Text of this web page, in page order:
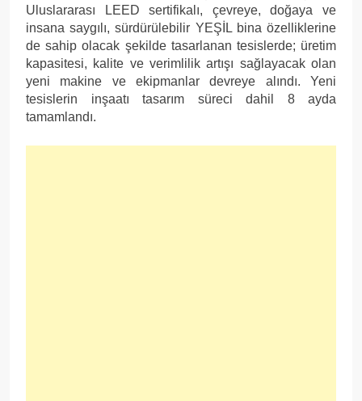
Uluslararası LEED sertifikalı, çevreye, doğaya ve
insana saygılı, sürdürülebilir YEŞİL bina özelliklerine
de sahip olacak şekilde tasarlanan tesislerde; üretim
kapasitesi, kalite ve verimlilik artışı sağlayacak olan
yeni makine ve ekipmanlar devreye alındı. Yeni
tesislerin inşaatı tasarım süreci dahil 8 ayda
tamamlandı.